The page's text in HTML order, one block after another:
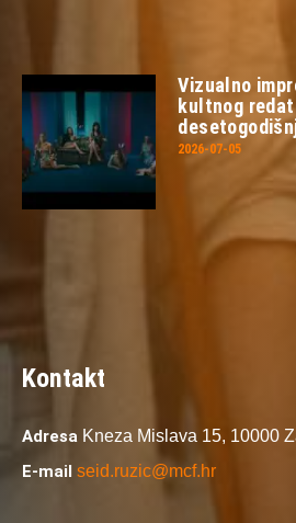
Vizualno
kultnog
2026-07-05
Kontakt
Adresa Kneza Mislava 15, 10000
E-mail seid.ruzic@mcf.hr